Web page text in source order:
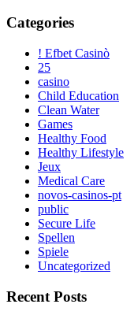
Categories
! Efbet Casinò
25
casino
Child Education
Clean Water
Games
Healthy Food
Healthy Lifestyle
Jeux
Medical Care
novos-casinos-pt
public
Secure Life
Spellen
Spiele
Uncategorized
Recent Posts